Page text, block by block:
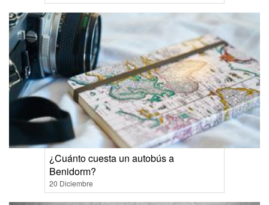
¿Cuánto cuesta un autobús a
Benidorm?
20 Diciembre